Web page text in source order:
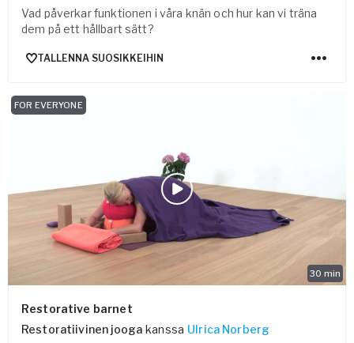
Vad påverkar funktionen i våra knän och hur kan vi träna
dem på ett hållbart sätt?
TALLENNA SUOSIKKEIHIN
30 min
FOR EVERYONE
Restorative barnet
Restoratiivinen jooga kanssa Ulrica Norberg